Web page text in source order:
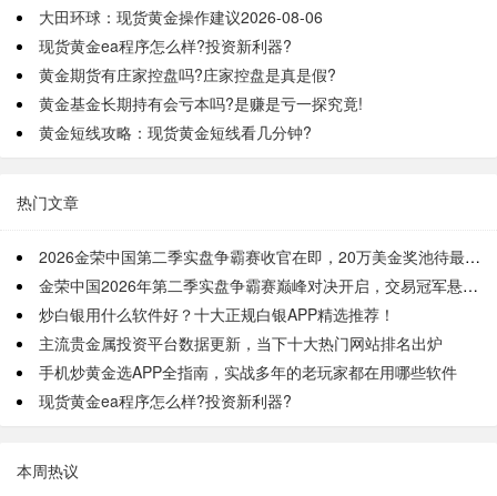
大田环球：现货黄金操作建议2026-08-06
现货黄金ea程序怎么样?投资新利器?
黄金期货有庄家控盘吗?庄家控盘是真是假?
黄金基金长期持有会亏本吗?是赚是亏一探究竟!
黄金短线攻略：现货黄金短线看几分钟?
热门文章
2026金荣中国第二季实盘争霸赛收官在即，20万美金奖池待最终角逐
金荣中国2026年第二季实盘争霸赛巅峰对决开启，交易冠军悬念拉满
炒白银用什么软件好？十大正规白银APP精选推荐！
主流贵金属投资平台数据更新，当下十大热门网站排名出炉
手机炒黄金选APP全指南，实战多年的老玩家都在用哪些软件
现货黄金ea程序怎么样?投资新利器?
本周热议